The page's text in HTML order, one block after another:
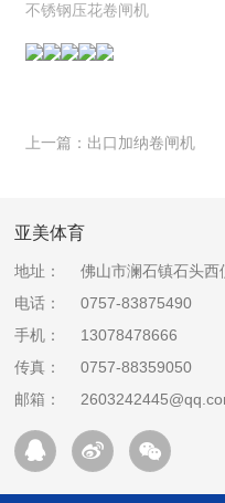
不锈钢压花卷闸机
上一篇： 出口加纳卷闸机
亚美体育
地址：
佛山市澜石镇石头
电话：
0757-83875490
手机：
13078478666
传真：
0757-88359050
邮箱：